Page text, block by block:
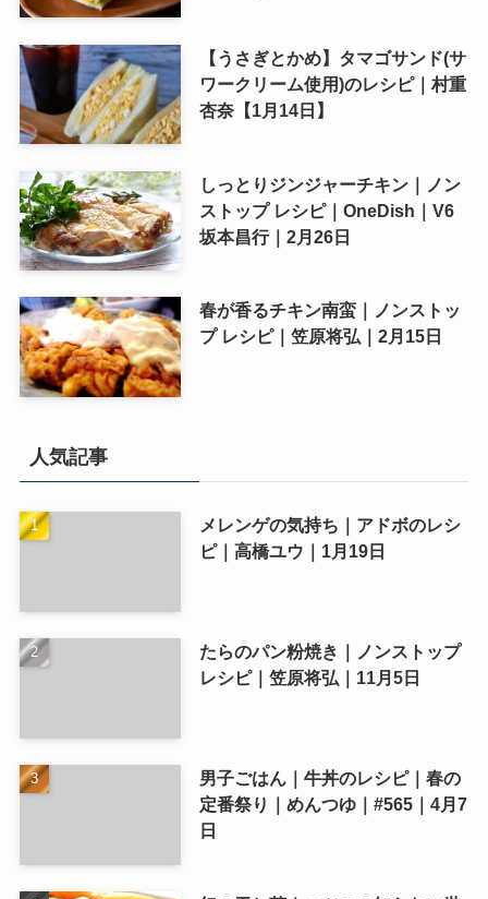
【うさぎとかめ】タマゴサンド(サ
ワークリーム使用)のレシピ｜村重
杏奈【1月14日】
しっとりジンジャーチキン｜ノン
ストップ レシピ｜OneDish｜V6
坂本昌行｜2月26日
春が香るチキン南蛮｜ノンストッ
プ レシピ｜笠原将弘｜2月15日
人気記事
メレンゲの気持ち｜アドボのレシ
ピ｜高橋ユウ｜1月19日
たらのパン粉焼き｜ノンストップ
レシピ｜笠原将弘｜11月5日
男子ごはん｜牛丼のレシピ｜春の
定番祭り｜めんつゆ｜#565｜4月7
日